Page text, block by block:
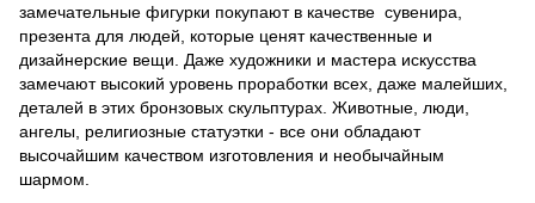
замечательные фигурки покупают в качестве сувенира,
презента для людей, которые ценят качественные и
дизайнерские вещи. Даже художники и мастера искусства
замечают высокий уровень проработки всех, даже малейших,
деталей в этих бронзовых скульптурах. Животные, люди,
ангелы, религиозные статуэтки - все они обладают
высочайшим качеством изготовления и необычайным
шармом.